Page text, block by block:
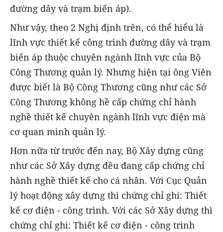
đường dây và trạm biến áp).
Như vậy, theo 2 Nghị định trên, có thể hiểu là
lĩnh vực thiết kế công trình đường dây và trạm
biến áp thuộc chuyên ngành lĩnh vực của Bộ
Công Thương quản lý. Nhưng hiện tại ông Viên
được biết là Bộ Công Thương cũng như các Sở
Công Thương không hề cấp chứng chỉ hành
nghề thiết kế chuyên ngành lĩnh vực điện mà
cơ quan mình quản lý.
Hơn nữa từ trước đến nay, Bộ Xây dựng cũng
như các Sở Xây dựng đều đang cấp chứng chỉ
hành nghề thiết kế cho cá nhân. Với Cục Quản
lý hoạt động xây dựng thì chứng chỉ ghi: Thiết
kế cơ điện - công trình. Với các Sở Xây dựng thì
chứng chỉ ghi: Thiết kế cơ điện - công trình